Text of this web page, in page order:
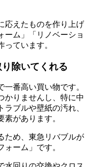
応えたものを作り上げ
ーム」「リノベーショ
ています。
除いてくれる
番高い買い物です。
かりませんし、特に中
ブルや壁紙の汚れ、
があります。
ため、東急リバブルが
ーム」です。